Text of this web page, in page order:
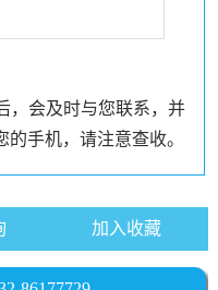
，会及时与您联系，并
手机，请注意查收。
加入收藏